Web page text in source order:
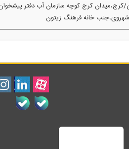
کرج،میدان کرج کوچه سازمان آب دفتر
خانه فرهنگ زیتون